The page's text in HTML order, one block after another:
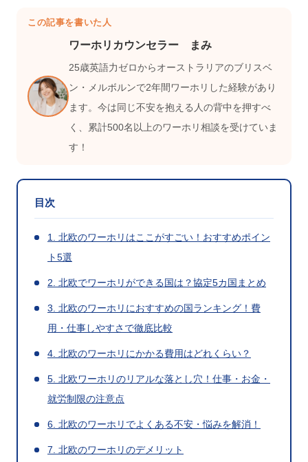
この記事を書いた人
ワーホリカウンセラー まみ
25歳英語力ゼロからオーストラリアのブリスベ
ン・メルボルンで2年間ワーホリした経験があり
ます。今は同じ不安を抱える人の背中を押すべ
く、累計500名以上のワーホリ相談を受けていま
す！
目次
1. 北欧のワーホリはここがすごい！おすすめポイン
ト5選
2. 北欧でワーホリができる国は？協定5カ国まとめ
3. 北欧のワーホリにおすすめの国ランキング！費
用・仕事しやすさで徹底比較
4. 北欧のワーホリにかかる費用はどれくらい？
5. 北欧ワーホリのリアルな落とし穴！仕事・お金・
就労制限の注意点
6. 北欧のワーホリでよくある不安・悩みを解消！
7. 北欧のワーホリのデメリット